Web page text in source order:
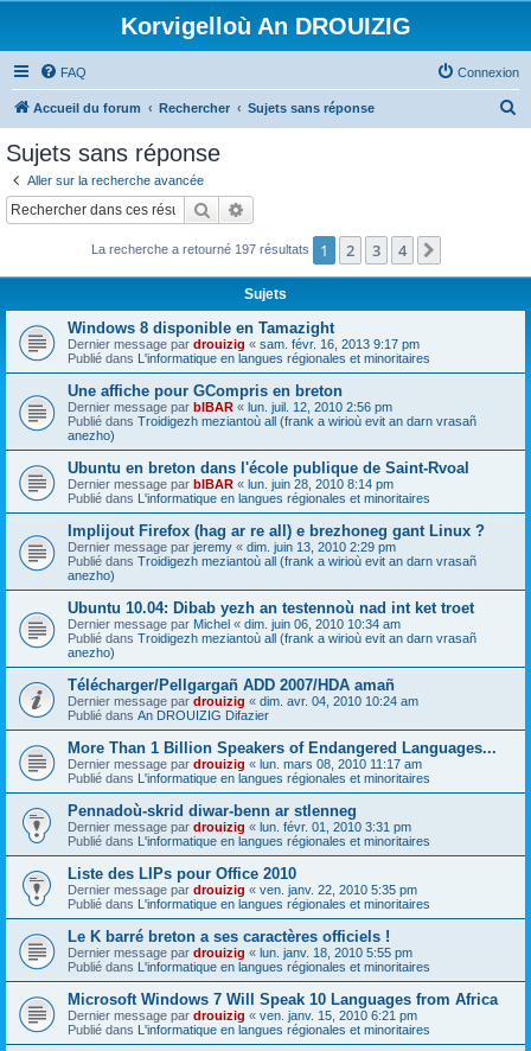
Korvigelloù An DROUIZIG
FAQ Connexion
Accueil du forum Rechercher Sujets sans réponse
c
Sujets sans réponse
Aller sur la recherche avancée
Rechercher
La recherche a retourné 197 résultats 1 2 3 4
Sujets
Windows 8 disponible en Tamazight
Dernier message par drouizig « sam. févr. 16, 2013 9:17 pm
Publié dans L'informatique en langues régionales et minoritaires
Une affiche pour GCompris en breton
Dernier message par bIBAR « lun. juil. 12, 2010 2:56 pm
Publié dans Troidigezh meziantoù all (frank a wirioù evit an darn vrasañ
anezho)
Ubuntu en breton dans l'école publique de Saint-Rvoal
Dernier message par bIBAR « lun. juin 28, 2010 8:14 pm
Publié dans L'informatique en langues régionales et minoritaires
Implijout Firefox (hag ar re all) e brezhoneg gant Linux ?
Dernier message par jeremy « dim. juin 13, 2010 2:29 pm
Publié dans Troidigezh meziantoù all (frank a wirioù evit an darn vrasañ
anezho)
Ubuntu 10.04: Dibab yezh an testennoù nad int ket troet
Dernier message par Michel « dim. juin 06, 2010 10:34 am
Publié dans Troidigezh meziantoù all (frank a wirioù evit an darn vrasañ
anezho)
Télécharger/Pellgargañ ADD 2007/HDA amañ
Dernier message par drouizig « dim. avr. 04, 2010 10:24 am
Publié dans An DROUIZIG Difazier
More Than 1 Billion Speakers of Endangered Languages...
Dernier message par drouizig « lun. mars 08, 2010 11:17 am
Publié dans L'informatique en langues régionales et minoritaires
Pennadoù-skrid diwar-benn ar stlenneg
Dernier message par drouizig « lun. févr. 01, 2010 3:31 pm
Publié dans L'informatique en langues régionales et minoritaires
Liste des LIPs pour Office 2010
Dernier message par drouizig « ven. janv. 22, 2010 5:35 pm
Publié dans L'informatique en langues régionales et minoritaires
Le K barré breton a ses caractères officiels !
Dernier message par drouizig « lun. janv. 18, 2010 5:55 pm
Publié dans L'informatique en langues régionales et minoritaires
Microsoft Windows 7 Will Speak 10 Languages from Africa
Dernier message par drouizig « ven. janv. 15, 2010 6:21 pm
Publié dans L'informatique en langues régionales et minoritaires